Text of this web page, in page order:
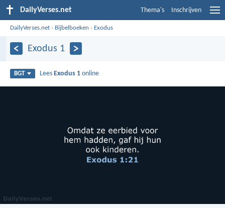
DailyVerses.net Thema's Inschrijven
DailyVerses.net › Bijbelboeken › Exodus
Exodus 1
BGT Lees Exodus 1 online